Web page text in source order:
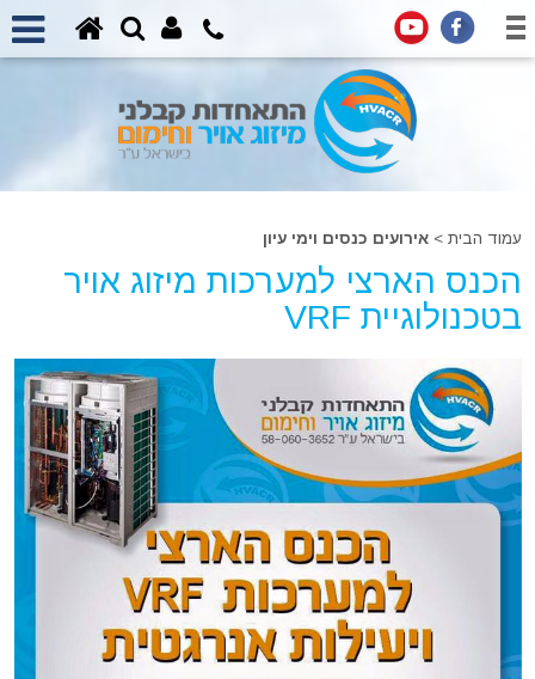
עמוד הבית >אירועים כנסים וימי עיון
הכנס הארצי למערכות מיזוג אויר
בטכנולוגיית VRF